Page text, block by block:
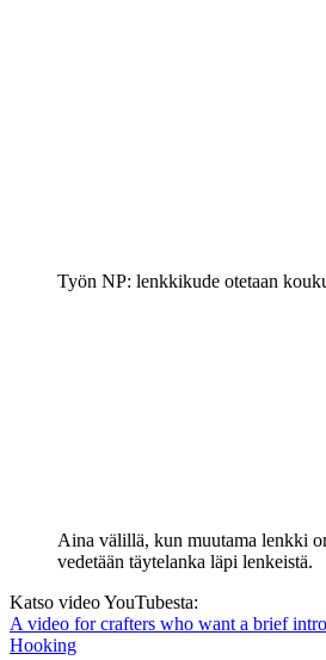
Työn NP: lenkkikude otetaan
Aina välillä, kun muutama lenkki
vedetään täytelanka läpi lenkeistä.
Katso video YouTubesta:
A video for crafters who want a brief
Hooking